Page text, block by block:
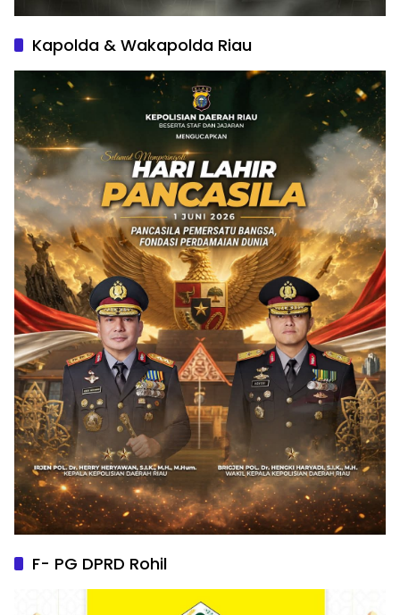
Kapolda & Wakapolda Riau
F- PG DPRD Rohil